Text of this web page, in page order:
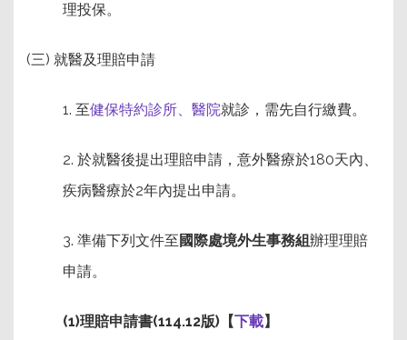
理投保。
(三) 就醫及理賠申請
1. 至健保特約診所、醫院就診，需先自行繳費。
2. 於就醫後提出理賠申請，意外醫療於180天內、
疾病醫療於2年內提出申請。
3. 準備下列文件至 國際處境外生事務組辦理理賠
申請。
(1)理賠申請書(114.12版)【下載】